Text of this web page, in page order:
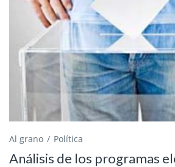
Al grano Política
Análisis de los programas